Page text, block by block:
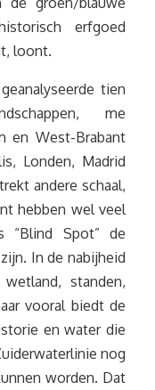
erfgoed
loont.
tien
me
en West-Brabant
Londen, Madrid
andere schaal,
hebben wel veel
“Blind Spot” de
In de nabijheid
standen,
vooral biedt de
en water die
nog
worden. Dat